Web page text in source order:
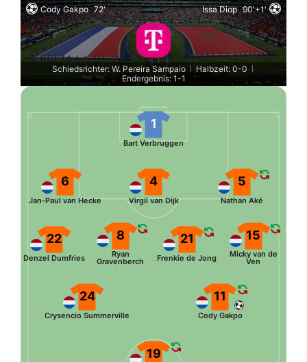
Cody Gakpo 72' Issa Diop 90'+1'
Schiedsrichter: W. Pereira Sampaio | Halbzeit: 0-0
Endergebnis: 1-1
1
Bart Verbruggen
5
Nathan Aké
4
Virgil van Dijk
6
Jan-Paul van Hecke
15
Micky van de
Ven
21
Frenkie de Jong
8
Ryan
Gravenberch
22
Denzel Dumfries
11
Cody Gakpo
24
Crysencio Summerville
19